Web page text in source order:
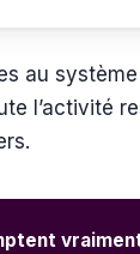
au
l’activité